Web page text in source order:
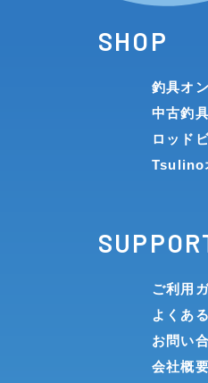
SHOP
釣具オ
中古釣
ロッド
Tsulino
ご利用
よくあ
お問い
会社概要